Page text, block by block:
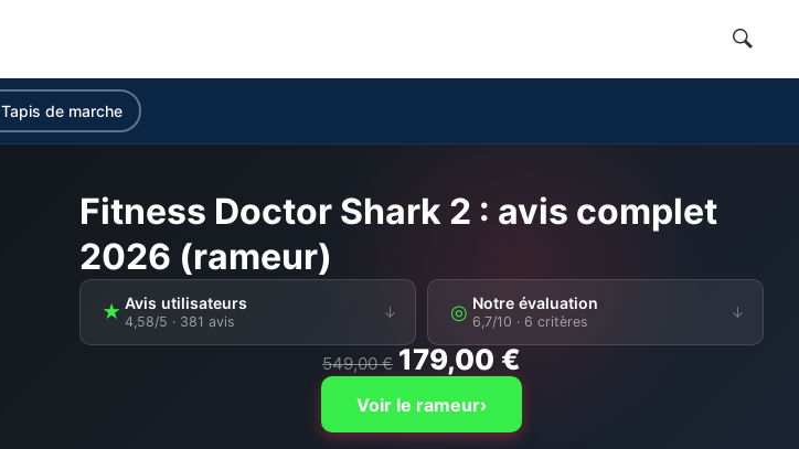
Tapis de marche
Fitness Doctor Shark 2 : avis complet
2026 (rameur)
★ Avis utilisateurs
4,58/5 · 381 avis
↓ ◎ Notre évaluation
6,7/10 · 6 critères
↓
549,00 € 179,00 €
Voir le rameur›